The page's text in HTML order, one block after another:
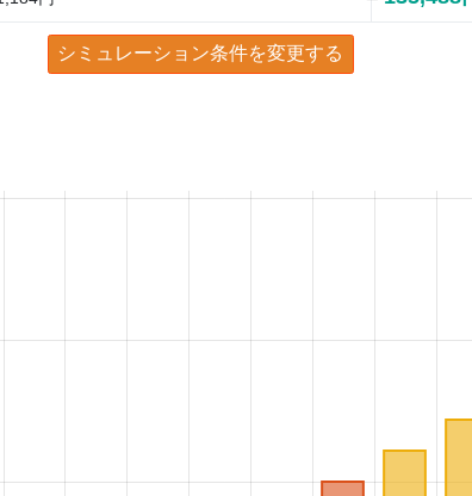
シミュレーション条件を変更する